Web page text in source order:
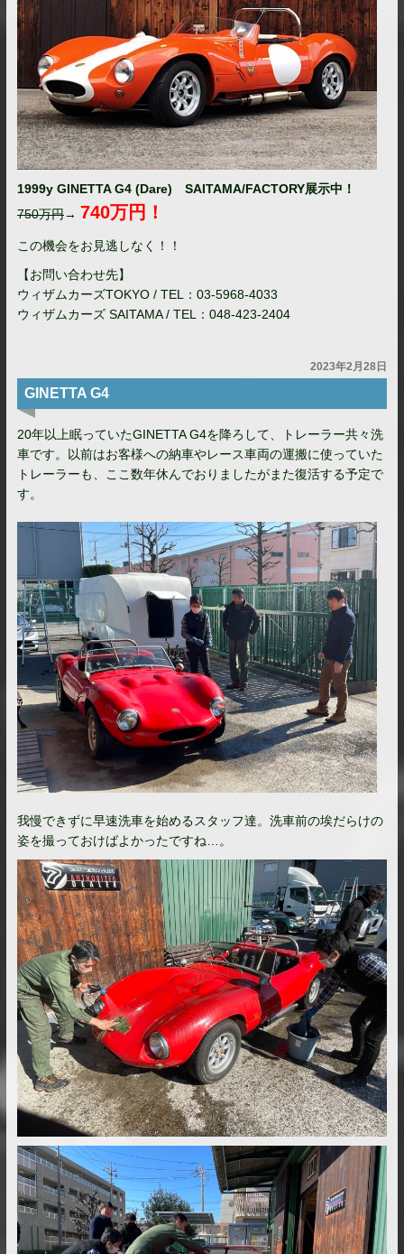
1999y GINETTA G4 (Dare) SAITAMA/FACTORY展示中！
750万円→ 740万円！
この機会をお見逃しなく！！
【お問い合わせ先】
ウィザムカーズTOKYO / TEL：03-5968-4033
ウィザムカーズ SAITAMA / TEL：048-423-2404
2023年2月28日
GINETTA G4
20年以上眠っていたGINETTA G4を降ろして、トレーラー共々洗
車です。以前はお客様への納車やレース車両の運搬に使っていた
トレーラーも、ここ数年休んでおりましたがまた復活する予定で
す。
我慢できずに早速洗車を始めるスタッフ達。洗車前の埃だらけの
姿を撮っておけばよかったですね…。